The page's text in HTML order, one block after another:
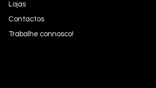
Lojas
Contactos
Trabalhe connosco!